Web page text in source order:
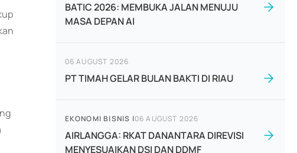
BATIC 2026: MEMBUKA JALAN MENUJU
MASA DEPAN AI
06 AUGUST 2026
PT TIMAH GELAR BULAN BAKTI DI RIAU
EKONOMI BISNIS |06 AUGUST 2026
AIRLANGGA: RKAT DANANTARA DIREVISI
MENYESUAIKAN DSI DAN DDMF